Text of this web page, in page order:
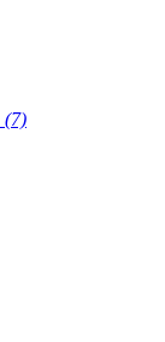
(7)